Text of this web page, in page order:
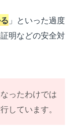
」といった過度
明などの安全対
ったわけでは
しています。